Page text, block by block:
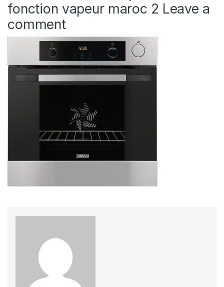
fonction vapeur maroc 2 Leave a
comment